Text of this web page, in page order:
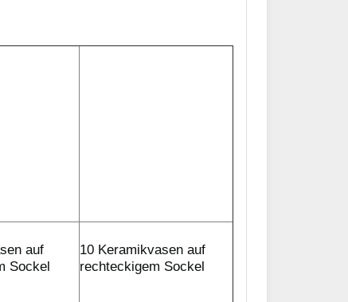
auf
Sockel
10 Keramikvasen auf
rechteckigem Sockel